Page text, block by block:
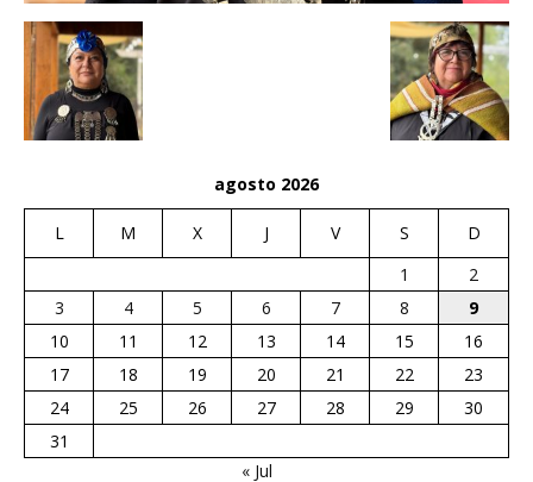
agosto 2026
L M X J V S
D
1
2
3
4 5 6 7 8
9
10
11 12 13 14 15
16
17
18 19 20 21 22
23
24
25 26 27 28 29
30
31
« Jul